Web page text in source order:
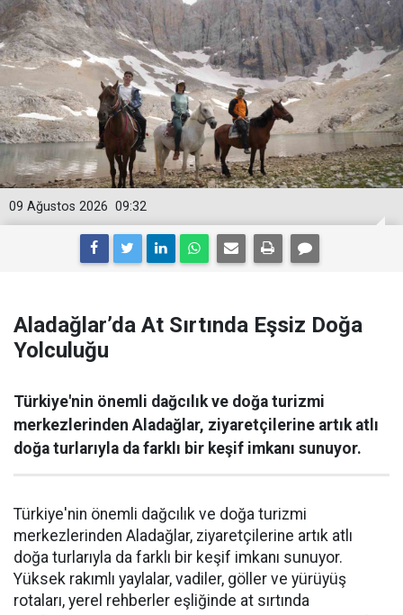
09:32
09 Ağustos 2026
Aladağlar’da At Sırtında Eşsiz Doğa
Yolculuğu
Türkiye'nin önemli dağcılık ve doğa turizmi
merkezlerinden Aladağlar, ziyaretçilerine artık atlı
doğa turlarıyla da farklı bir keşif imkanı sunuyor.
Türkiye'nin önemli dağcılık ve doğa turizmi
merkezlerinden Aladağlar, ziyaretçilerine artık atlı
doğa turlarıyla da farklı bir keşif imkanı sunuyor.
Yüksek rakımlı yaylalar, vadiler, göller ve yürüyüş
rotaları, yerel rehberler eşliğinde at sırtında